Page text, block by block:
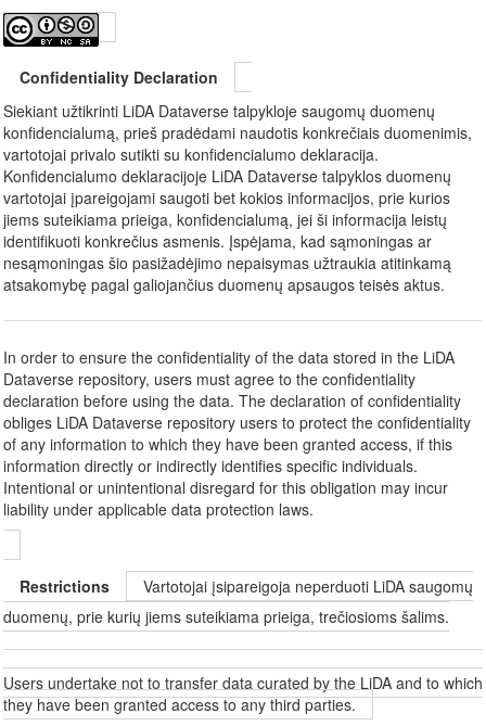
Confidentiality Declaration
Siekiant užtikrinti LiDA Dataverse talpykloje saugomų duomenų
konfidencialumą, prieš pradėdami naudotis konkrečiais duomenimis,
vartotojai privalo sutikti su konfidencialumo deklaracija.
Konfidencialumo deklaracijoje LiDA Dataverse talpyklos duomenų
vartotojai įpareigojami saugoti bet kokios informacijos, prie kurios
jiems suteikiama prieiga, konfidencialumą, jei ši informacija leistų
identifikuoti konkrečius asmenis. Įspėjama, kad sąmoningas ar
nesąmoningas šio pasižadėjimo nepaisymas užtraukia atitinkamą
atsakomybę pagal galiojančius duomenų apsaugos teisės aktus.
In order to ensure the confidentiality of the data stored in the LiDA
Dataverse repository, users must agree to the confidentiality
declaration before using the data. The declaration of confidentiality
obliges LiDA Dataverse repository users to protect the confidentiality
of any information to which they have been granted access, if this
information directly or indirectly identifies specific individuals.
Intentional or unintentional disregard for this obligation may incur
liability under applicable data protection laws.
Restrictions
Vartotojai įsipareigoja neperduoti LiDA saugomų
duomenų, prie kurių jiems suteikiama prieiga, trečiosioms šalims.
Users undertake not to transfer data curated by the LiDA and to which
they have been granted access to any third parties.